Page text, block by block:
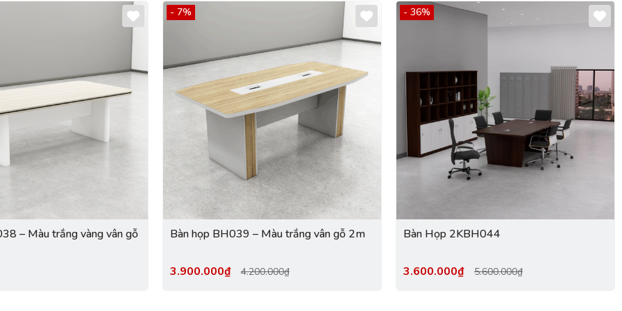
– Màu trắng vàng vân gỗ
- 7%
Bàn họp BH039 – Màu trắng vân gỗ 2m
3.900.000₫ 4.200.000₫
- 36%
Bàn Họp 2KBH044
3.600.000₫ 5.600.000₫